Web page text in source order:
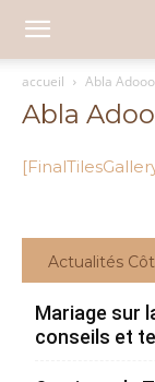
accueil Abla
Abla
[FinalTilesGallery
Actualités
Mariage sur
conseils et